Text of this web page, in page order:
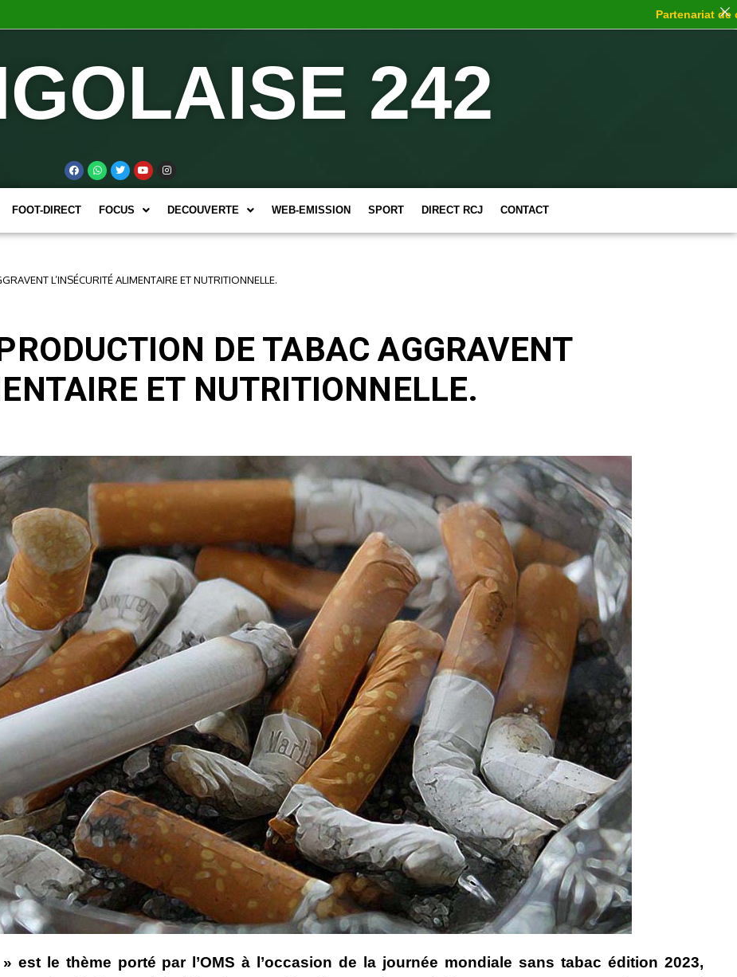
242
FOOT-DIRECT FOCUS DECOUVERTE WEB-EMISSION SPORT DIRECT RCJ CONTACT
L’INSÉCURITÉ ALIMENTAIRE ET NUTRITIONNELLE.
DE TABAC AGGRAVENT
ET NUTRITIONNELLE.
est le thème porté par l’OMS à l’occasion de la journée mondiale sans tabac édition 2023,
Partenariat de choc